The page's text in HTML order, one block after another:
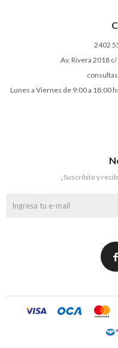
2402
Av. Rivera 2018
Lunes a Viernes de 9:00 a 18:00
¡Suscribite y
